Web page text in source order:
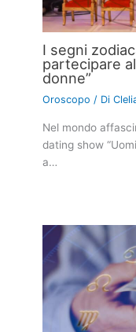
I segni
partecipare
donne”
Oroscopo / Di
Nel mondo
dating show
a…